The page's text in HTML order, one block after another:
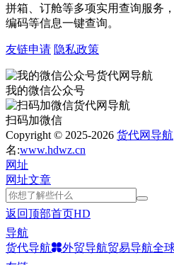
拼箱、订舱等多项实用查询服务
编码等信息一键查询。
友链申请 隐私政策
我的微信公众号
扫码加微信
Copyright © 2025-2026 货代网导航
名:www.hdwz.cn
网址
网址文章
返回顶部首页HD
导航
货代导航
外贸导航贸易导航全